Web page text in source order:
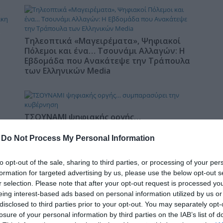
Do Not Process My Personal Information
opt-out of the sale, sharing to third parties, or processing of your
for targeted advertising by us, please use the below opt-out
selection. Please note that after your opt-out request is processed
interest-based ads based on personal information utilized by us
to third parties prior to your opt-out. You may separately
of your personal information by third parties on the IAB’s list of
Τηλεοπτικά «Μαγειρέματα», Ψηφιακοί
Πόλεμοι και ένα… Τσουνάμι Αλλαγών: Η
Εβδομάδα που Ανακάτεψε την Τράπουλα
των Ελληνικών Media
ΤΣΟΥΝΑΜΙ ψηφιακής οργής…
Ο καιρός των επομένων ημερών:
Κανονικός Αύγουστος με δυνατούς
βοριάδες και σταδιακή άνοδο της
θερμοκρασίας